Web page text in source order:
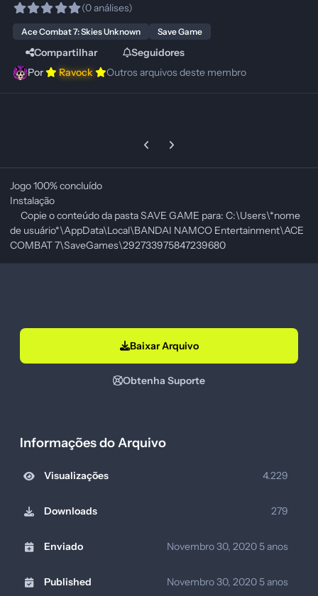
(0 análises)
Ace Combat 7: Skies Unknown Save Game
Compartilhar
Seguidores
Por
Ravock Outros arquivos deste membro
Previous carousel slide
Next carousel slide
Jogo 100% concluído
Instalação
Copie o conteúdo da pasta SAVE GAME para: C:\Users\*nome
de usuário*\AppData\Local\BANDAI NAMCO Entertainment\ACE
COMBAT 7\SaveGames\292733975847239680
Baixar Arquivo
Obtenha Suporte
Informações do Arquivo
Visualizações 4.229
Downloads 279
Enviado Novembro 30, 2020 5 anos
Published Novembro 30, 2020 5 anos